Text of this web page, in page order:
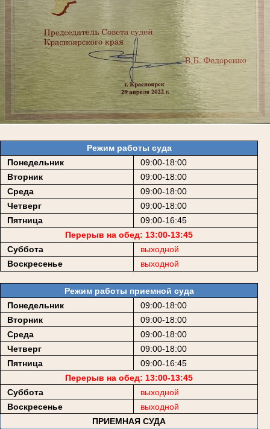
Режим работы суда
Понедельник
09:00-18:00
Вторник
09:00-18:00
Среда
09:00-18:00
Четверг
09:00-18:00
Пятница
09:00-16:45
Перерыв на обед: 13:00-13:45
Суббота
выходной
Воскресенье
выходной
Режим работы приемной суда
Понедельник
09:00-18:00
Вторник
09:00-18:00
Среда
09:00-18:00
Четверг
09:00-18:00
Пятница
09:00-16:45
Перерыв на обед: 13:00-13:45
Суббота
выходной
Воскресенье
выходной
ПРИЕМНАЯ СУДА